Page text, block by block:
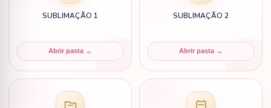
SUBLIMAÇÃO 1
Abrir pasta →
SUBLIMAÇÃO 2
Abrir pasta →